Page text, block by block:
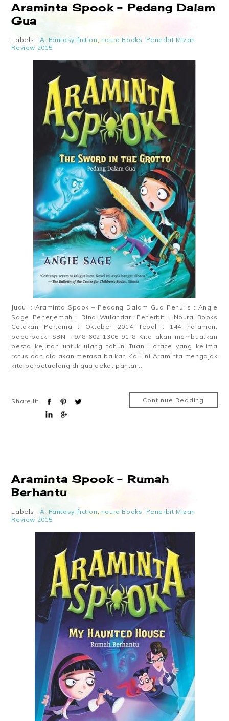
Araminta Spook – Pedang Dalam
Gua
Labels : A, Fantasy-fiction , noura Books, Penerbit Mizan ,
Review 2015
Judul : Araminta Spook – Pedang Dalam Gua Penulis : Angie
Sage Penerjemah : Rina Wulandari Penerbit : Noura Books
Cetakan Pertama : Oktober 2014 Tebal : 144 halaman,
paperback ISBN : 978-602-1306-91-8 Kita akan membuatkan
pesta kejutan untuk ulang tahun Tuan Horace yang kelima
ratus dan dia akan merasa baikan Kali ini Araminta mengajak
kita berpetualang di gua dekat pantai....
Share It: Continue Reading
Araminta Spook – Rumah
Berhantu
Labels : A Fantasy-fiction noura Books Penerbit Mizan
Review 2015